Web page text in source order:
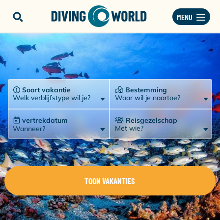
MENU
Soort vakantie
Welk verblijfstype wil je?
Bestemming
Waar wil je naartoe?
vertrekdatum
Wanneer?
Reisgezelschap
Met wie?
TOON VAKANTIES